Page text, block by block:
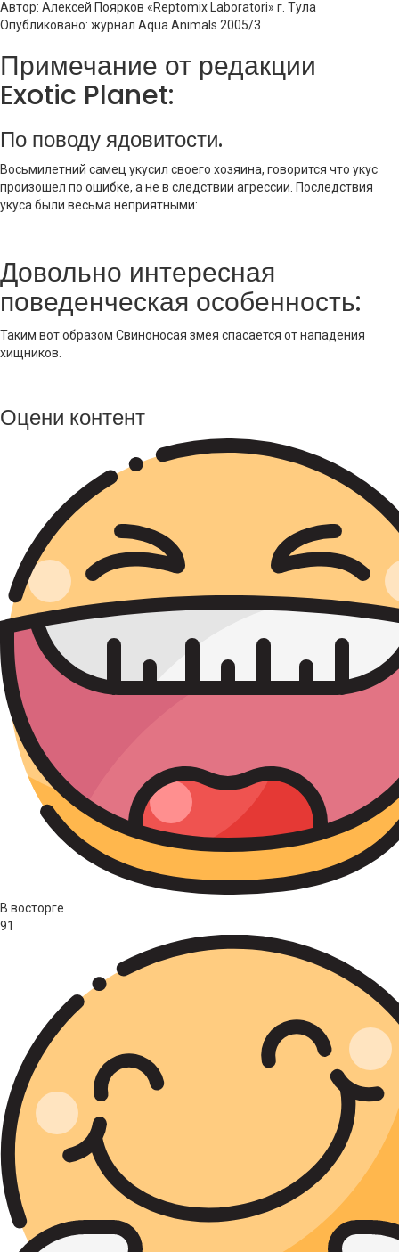
Автор: Алексей Поярков «Reptomix Laboratori» г. Тула
Опубликовано: журнал Aqua Animals 2005/3
Примечание от редакции
Exotic Planet:
По поводу ядовитости.
Восьмилетний самец укусил своего хозяина, говорится что укус
произошел по ошибке, а не в следствии агрессии. Последствия
укуса были весьма неприятными:
Довольно интересная
поведенческая особенность:
Таким вот образом Свиноносая змея спасается от нападения
хищников.
Оцени контент
В восторге
91